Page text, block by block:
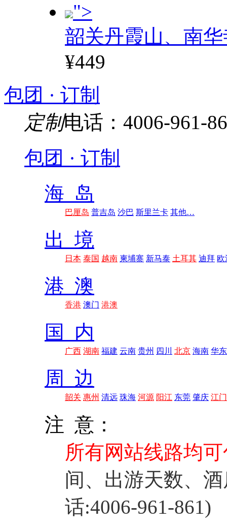
">
韶关丹霞山、南
¥449
包团 · 订制
定制电话：4006-961-
包团 · 订制
海 岛
巴厘岛 普吉岛 沙巴 斯里兰卡 其他…
出 境
日本 泰国 越南 柬埔寨 新马泰 土耳其 迪拜 欧
港 澳
香港 澳门 港澳
国 内
广西 湖南 福建 云南 贵州 四川 北京 海南 华东
周 边
韶关 惠州 清远 珠海 河源 阳江 东莞 肇庆 江门
注 意：
所有网站线路均
间、出游天数、
话:4006-961-861)